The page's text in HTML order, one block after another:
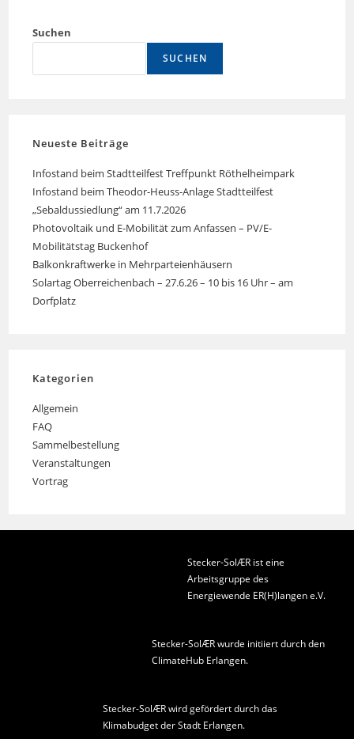
Suchen
SUCHEN
Neueste Beiträge
Infostand beim Stadtteilfest Treffpunkt Röthelheimpark
Infostand beim Theodor-Heuss-Anlage Stadtteilfest
„Sebaldussiedlung“ am 11.7.2026
Photovoltaik und E-Mobilität zum Anfassen – PV/E-
Mobilitätstag Buckenhof
Balkonkraftwerke in Mehrparteienhäusern
Solartag Oberreichenbach – 27.6.26 – 10 bis 16 Uhr – am
Dorfplatz
Kategorien
Allgemein
FAQ
Sammelbestellung
Veranstaltungen
Vortrag
Stecker-SolÆR ist eine
Arbeitsgruppe des
Energiewende ER(H)langen e.V.
Stecker-SolÆR wurde initiiert durch den
ClimateHub Erlangen.
Stecker-SolÆR wird gefördert durch das
Klimabudget der Stadt Erlangen.